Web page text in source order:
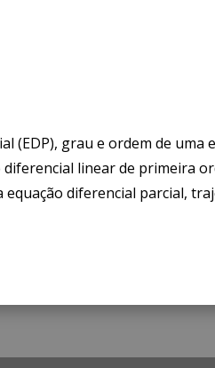
(EDP), grau e ordem de uma
linear de primeira
diferencial parcial,